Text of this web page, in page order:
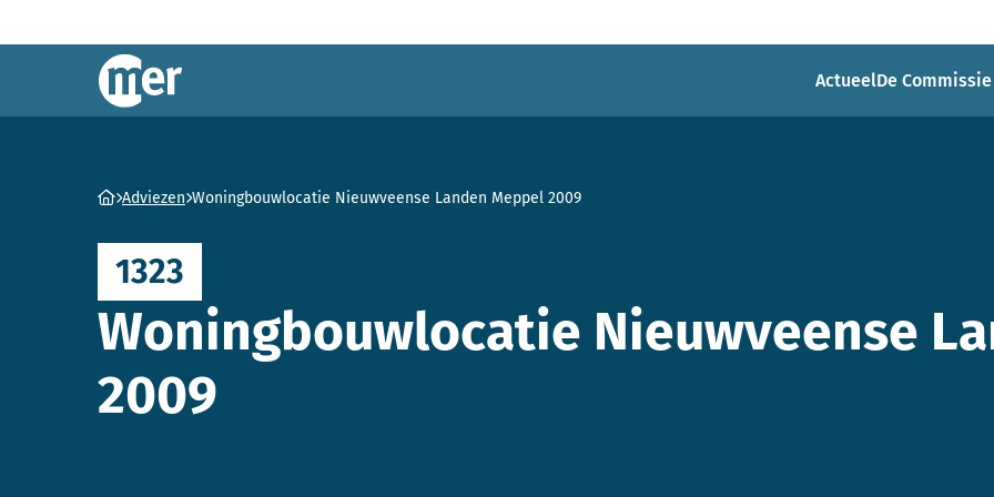
Commissie mer
ActueelDe
Ga naar homepage
Adviezen Woningbouwlocatie Nieuwveense Landen Meppel 2009
1323
Woningbouwlocatie Nieuwveense
2009